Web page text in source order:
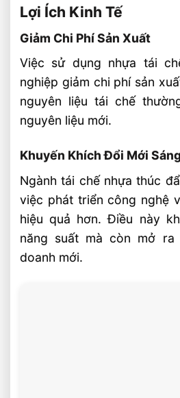
Lợi Ích Kinh Tế
Giảm Chi Phí Sản Xuất
Việc sử dụng nhựa tái
nghiệp giảm chi phí sản
nguyên liệu tái chế
nguyên liệu mới.
Khuyến Khích Đổi Mới
Ngành tái chế nhựa thúc
việc phát triển công nghệ
hiệu quả hơn. Điều này
năng suất mà còn mở ra
doanh mới.